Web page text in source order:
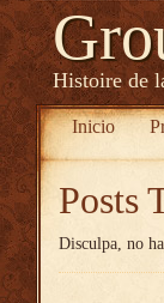
Histoire de
Inicio
Posts
Disculpa, no